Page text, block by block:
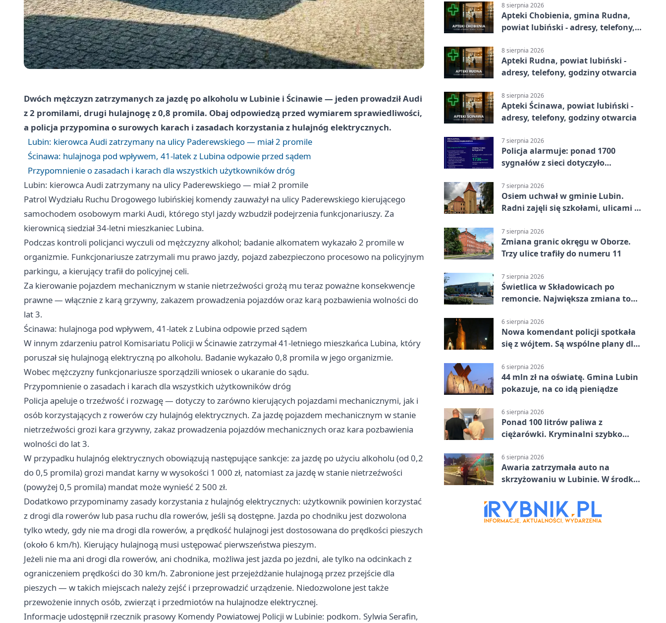
Dwóch mężczyzn zatrzymanych za jazdę po alkoholu w Lubinie i Ścinawie — jeden prowadził Audi
z 2 promilami, drugi hulajnogę z 0,8 promila. Obaj odpowiedzą przed wymiarem sprawiedliwości,
a policja przypomina o surowych karach i zasadach korzystania z hulajnóg elektrycznych.
Lubin: kierowca Audi zatrzymany na ulicy Paderewskiego — miał 2 promile
Ścinawa: hulajnoga pod wpływem, 41-latek z Lubina odpowie przed sądem
Przypomnienie o zasadach i karach dla wszystkich użytkowników dróg
Lubin: kierowca Audi zatrzymany na ulicy Paderewskiego — miał 2 promile
Patrol Wydziału Ruchu Drogowego lubińskiej komendy zauważył na ulicy Paderewskiego kierującego
samochodem osobowym marki Audi, którego styl jazdy wzbudził podejrzenia funkcjonariuszy. Za
kierownicą siedział 34-letni mieszkaniec Lubina.
Podczas kontroli policjanci wyczuli od mężczyzny alkohol; badanie alkomatem wykazało 2 promile w
organizmie. Funkcjonariusze zatrzymali mu prawo jazdy, pojazd zabezpieczono procesowo na policyjnym
parkingu, a kierujący trafił do policyjnej celi.
Za kierowanie pojazdem mechanicznym w stanie nietrzeźwości grożą mu teraz poważne konsekwencje
prawne — włącznie z karą grzywny, zakazem prowadzenia pojazdów oraz karą pozbawienia wolności do
lat 3.
Ścinawa: hulajnoga pod wpływem, 41-latek z Lubina odpowie przed sądem
W innym zdarzeniu patrol Komisariatu Policji w Ścinawie zatrzymał 41-letniego mieszkańca Lubina, który
poruszał się hulajnogą elektryczną po alkoholu. Badanie wykazało 0,8 promila w jego organizmie.
Wobec mężczyzny funkcjonariusze sporządzili wniosek o ukaranie do sądu.
Przypomnienie o zasadach i karach dla wszystkich użytkowników dróg
Policja apeluje o trzeźwość i rozwagę — dotyczy to zarówno kierujących pojazdami mechanicznymi, jak i
osób korzystających z rowerów czy hulajnóg elektrycznych. Za jazdę pojazdem mechanicznym w stanie
nietrzeźwości grozi kara grzywny, zakaz prowadzenia pojazdów mechanicznych oraz kara pozbawienia
wolności do lat 3.
W przypadku hulajnóg elektrycznych obowiązują następujące sankcje: za jazdę po użyciu alkoholu (od 0,2
do 0,5 promila) grozi mandat karny w wysokości 1 000 zł, natomiast za jazdę w stanie nietrzeźwości
(powyżej 0,5 promila) mandat może wynieść 2 500 zł.
Dodatkowo przypominamy zasady korzystania z hulajnóg elektrycznych: użytkownik powinien korzystać
z drogi dla rowerów lub pasa ruchu dla rowerów, jeśli są dostępne. Jazda po chodniku jest dozwolona
tylko wtedy, gdy nie ma drogi dla rowerów, a prędkość hulajnogi jest dostosowana do prędkości pieszych
(około 6 km/h). Kierujący hulajnogą musi ustępować pierwszeństwa pieszym.
Jeżeli nie ma ani drogi dla rowerów, ani chodnika, możliwa jest jazda po jezdni, ale tylko na odcinkach z
ograniczeniem prędkości do 30 km/h. Zabronione jest przejeżdżanie hulajnogą przez przejście dla
pieszych — w takich miejscach należy zejść i przeprowadzić urządzenie. Niedozwolone jest także
przewożenie innych osób, zwierząt i przedmiotów na hulajnodze elektrycznej.
Informacje udostępnił rzecznik prasowy Komendy Powiatowej Policji w Lubinie: podkom. Sylwia Serafin,
8 sierpnia 2026
Apteki Chobienia, gmina Rudna,
powiat lubiński - adresy, telefony,
8 sierpnia 2026
Apteki Rudna, powiat lubiński -
adresy, telefony, godziny otwarcia
8 sierpnia 2026
Apteki Ścinawa, powiat lubiński -
adresy, telefony, godziny otwarcia
7 sierpnia 2026
Policja alarmuje: ponad 1700
sygnałów z sieci dotyczyło
7 sierpnia 2026
Osiem uchwał w gminie Lubin.
Radni zajęli się szkołami, ulicami i
7 sierpnia 2026
Zmiana granic okręgu w Oborze.
Trzy ulice trafiły do numeru 11
7 sierpnia 2026
Świetlica w Składowicach po
remoncie. Największa zmiana to
6 sierpnia 2026
Nowa komendant policji spotkała
się z wójtem. Są wspólne plany dla
6 sierpnia 2026
44 mln zł na oświatę. Gmina Lubin
pokazuje, na co idą pieniądze
6 sierpnia 2026
Ponad 100 litrów paliwa z
ciężarówki. Kryminalni szybko
6 sierpnia 2026
Awaria zatrzymała auto na
skrzyżowaniu w Lubinie. W środku